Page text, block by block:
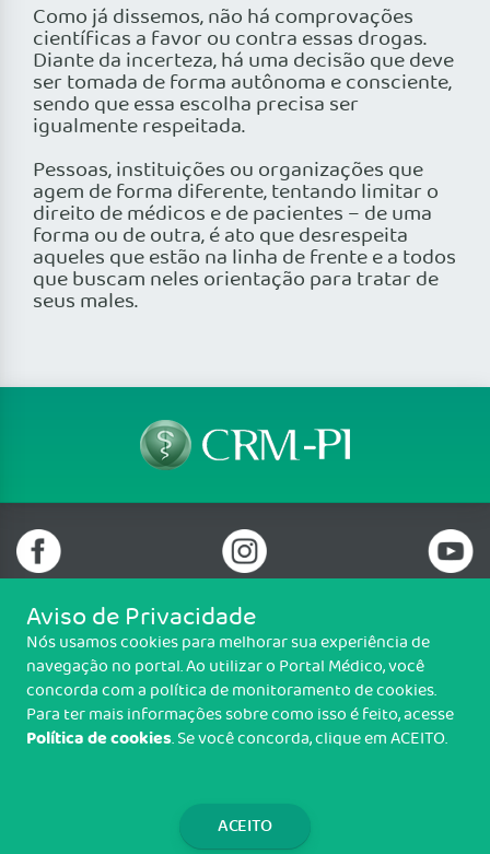
Como já dissemos, não há comprovações
científicas a favor ou contra essas drogas.
Diante da incerteza, há uma decisão que deve
ser tomada de forma autônoma e consciente,
sendo que essa escolha precisa ser
igualmente respeitada.
Pessoas, instituições ou organizações que
agem de forma diferente, tentando limitar o
direito de médicos e de pacientes – de uma
forma ou de outra, é ato que desrespeita
aqueles que estão na linha de frente e a todos
que buscam neles orientação para tratar de
seus males.
Telefone: (86) 3216 6100
Email: protocolo@crmpi.org.br
Rua Goiás, nº 991, Ilhotas, Teresina/PI - CEP: 64014-055
Copyright CRM-PI. Todos os direitos reservados.
Aviso de Privacidade
Nós usamos cookies para melhorar sua experiência de
navegação no portal. Ao utilizar o Portal Médico, você
concorda com a política de monitoramento de cookies.
Para ter mais informações sobre como isso é feito, acesse
Política de cookies. Se você concorda, clique em ACEITO.
ACEITO